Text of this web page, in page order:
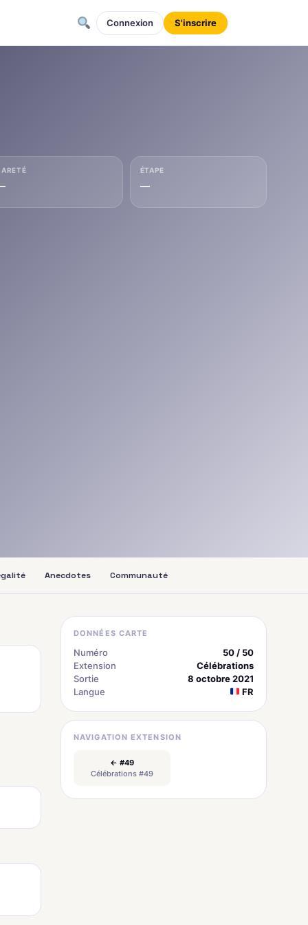
Connexion S'inscrire
ÉTAPE
—
Anecdotes Communauté
DONNÉES CARTE
Numéro
50 / 50
Extension
Célébrations
Sortie
8 octobre 2021
Langue
FR
NAVIGATION EXTENSION
← #49
Célébrations #49